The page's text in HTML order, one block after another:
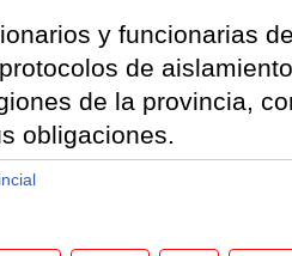
y funcionarias
de
de la provincia,
obligaciones.